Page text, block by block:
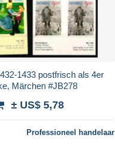
1433 postfrisch als 4er
Märchen #JB278
± US$ 5,78
Professioneel handelaar